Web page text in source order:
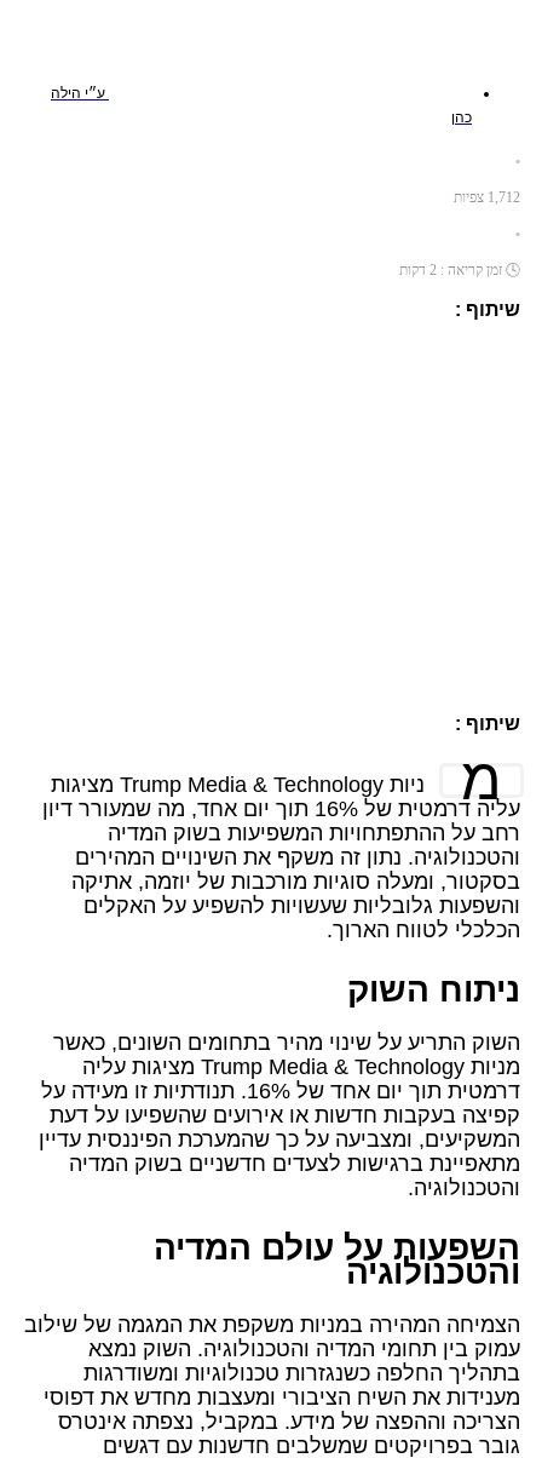
ע״י הילה
כהן
•
1,712 צפיות
•
🕓 זמן קריאה : 2 דקות
שיתוף :
שיתוף :
מ
ניות Trump Media & Technology מציגות
עליה דרמטית של 16% תוך יום אחד, מה שמעורר דיון
רחב על ההתפתחויות המשפיעות בשוק המדיה
והטכנולוגיה. נתון זה משקף את השינויים המהירים
בסקטור, ומעלה סוגיות מורכבות של יוזמה, אתיקה
והשפעות גלובליות שעשויות להשפיע על האקלים
הכלכלי לטווח הארוך.
ניתוח השוק
השוק התריע על שינוי מהיר בתחומים השונים, כאשר
מניות Trump Media & Technology מציגות עליה
דרמטית תוך יום אחד של 16%. תנודתיות זו מעידה על
קפיצה בעקבות חדשות או אירועים שהשפיעו על דעת
המשקיעים, ומצביעה על כך שהמערכת הפיננסית עדיין
מתאפיינת ברגישות לצעדים חדשניים בשוק המדיה
והטכנולוגיה.
השפעות על עולם המדיה
והטכנולוגיה
הצמיחה המהירה במניות משקפת את המגמה של שילוב
עמוק בין תחומי המדיה והטכנולוגיה. השוק נמצא
בתהליך החלפה כשנגזרות טכנולוגיות ומשודרגות
מענידות את השיח הציבורי ומעצבות מחדש את דפוסי
הצריכה וההפצה של מידע. במקביל, נצפתה אינטרס
גובר בפרויקטים שמשלבים חדשנות עם דגשים